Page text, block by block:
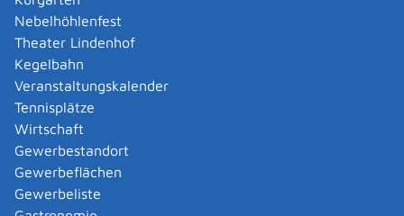
Nebelhöhlenfest
Theater Lindenhof
Kegelbahn
Veranstaltungskalender
Tennisplätze
Wirtschaft
Gewerbestandort
Gewerbeflächen
Gewerbeliste
Amtliche Meldebestätigung ausstellen
Andere Strafanzeige stellen
Änderung bezüglich des Betriebs gentechnischer
Anlagen mitteilen
Änderung der Gemeinschaftslizenz beantragen
Änderung des Entwicklungsziels einer Ökokonto-
Maßnahme beantragen
Änderung des Wohnsitzes innerhalb derselben
Stadt oder Gemeinde melden
Änderung nach Beantragung oder bei Bezug von